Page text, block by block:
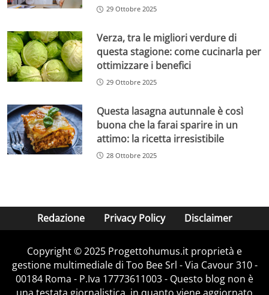
29 Ottobre 2025
Verza, tra le migliori verdure di
questa stagione: come cucinarla per
ottimizzare i benefici
29 Ottobre 2025
Questa lasagna autunnale è così
buona che la farai sparire in un
attimo: la ricetta irresistibile
28 Ottobre 2025
Redazione Privacy Policy Disclaimer
Copyright © 2025 Progettohumus.it proprietà e
gestione multimediale di Too Bee Srl - Via Cavour 310 -
00184 Roma - P.Iva 17773611003 - Questo blog non è